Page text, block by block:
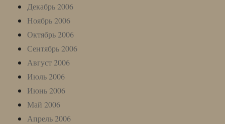
Декабрь 2006
Ноябрь 2006
Октябрь 2006
Сентябрь 2006
Август 2006
Июль 2006
Июнь 2006
Май 2006
Апрель 2006